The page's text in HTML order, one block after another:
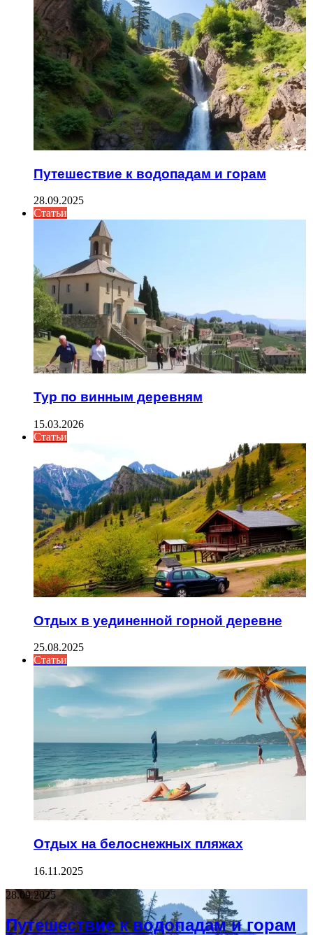
Путешествие к водопадам и горам
28.09.2025
Статьи
Тур по винным деревням
15.03.2026
Статьи
Отдых в уединенной горной деревне
25.08.2025
Статьи
Отдых на белоснежных пляжах
16.11.2025
28.09.2025
Путешествие к водопадам и горам